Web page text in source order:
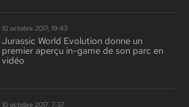
10 octobre 2017, 19:43
Jurassic World Evolution donne un
premier aperçu in-game de son parc en
vidéo
10 octobre 2017, 7:37